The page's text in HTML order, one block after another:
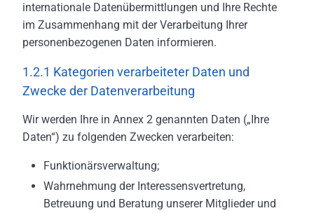
internationale Datenübermittlungen und Ihre Rechte
im Zusammenhang mit der Verarbeitung Ihrer
personenbezogenen Daten informieren.
1.2.1 Kategorien verarbeiteter Daten und
Zwecke der Datenverarbeitung
Wir werden Ihre in Annex 2 genannten Daten („Ihre
Daten“) zu folgenden Zwecken verarbeiten:
Funktionärsverwaltung;
Wahrnehmung der Interessensvertretung,
Betreuung und Beratung unserer Mitglieder und